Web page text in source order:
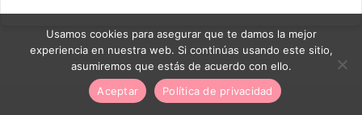
Usamos cookies para asegurar que te damos la mejor
experiencia en nuestra web. Si continúas usando este sitio,
asumiremos que estás de acuerdo con ello.
Aceptar
Política de privacidad